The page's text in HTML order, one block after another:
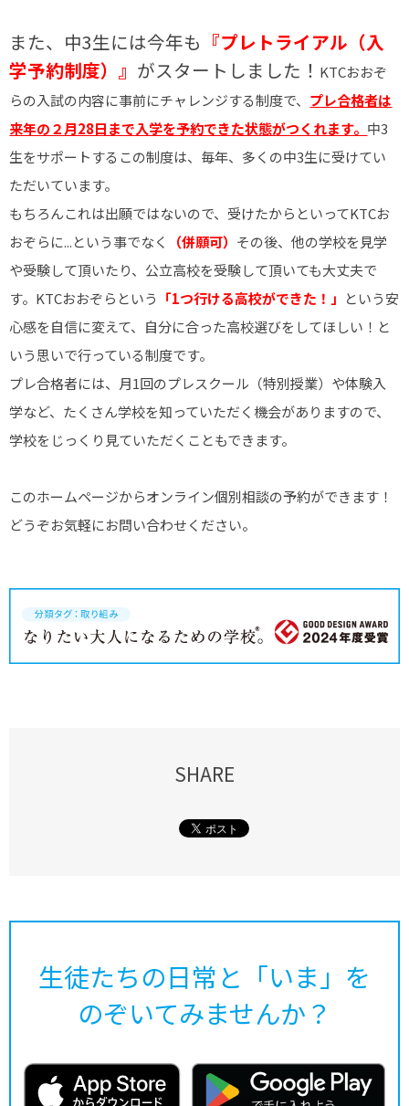
また、中3生には今年も 『プレトライアル（入
学予約制度）』 がスタートしました！ KTCおおぞ
らの入試の内容に事前にチャレンジする制度で、 プレ合格者は
来年の２月28日まで入学を予約できた状態がつくれます。 中3
生をサポートするこの制度は、毎年、多くの中3生に受けてい
ただいています。
もちろんこれは出願ではないので、受けたからといってKTCお
おぞらに...という事でなく
（併願可） その後、他の学校を見学
や受験して頂いたり、公立高校を受験して頂いても大丈夫で
す。KTCおおぞらという 「1つ行ける高校ができた！」 という安
心感を自信に変えて、 自分に合った高校選びをしてほしい！と
いう思いで行っている制度です。
プレ合格者には、月1回のプレスクール（特別授業）や体験入
学など、たくさん学校を知っていただく機会がありますので、
学校をじっくり見ていただくこともできます。
このホームページからオンライン個別相談の予約ができます！
どうぞお気軽にお問い合わせください。
SHARE
生徒たちの日常と「いま」を
のぞいてみませんか？